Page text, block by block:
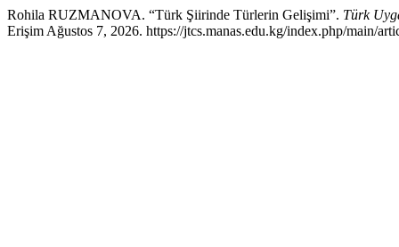
Rohila RUZMANOVA. “Türk Şiirinde Türlerin Gelişimi”. Türk
Erişim Ağustos 7, 2026. https://jtcs.manas.edu.kg/index.php/main/